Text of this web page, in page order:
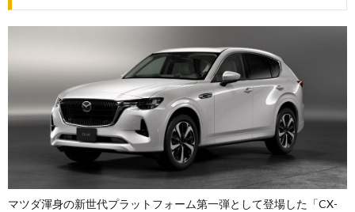
マツダ渾身の新世代プラットフォーム第一弾として登場した「CX-